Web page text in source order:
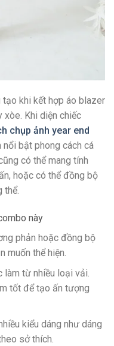
khi kết hợp áo blazer
Khi diện chiếc
chụp ảnh year end
nổi bật phong cách cá
có thể mang tính
hoặc có thể đồng bộ
thể.
này
phản hoặc đồng bộ
muốn thể hiện.
làm từ nhiều loại vải.
tốt để tạo ấn tượng
kiểu dáng như dáng
sở thích.